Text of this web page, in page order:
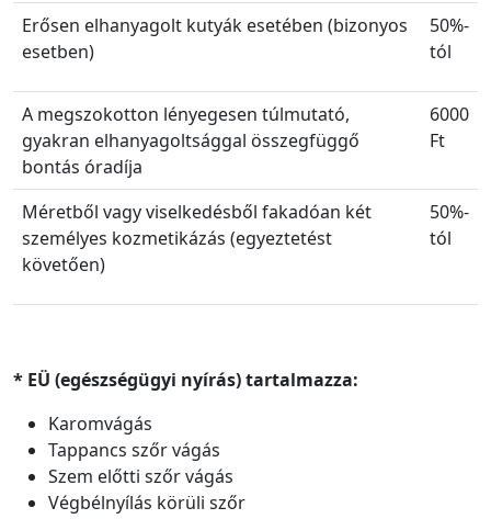
Erősen elhanyagolt kutyák esetében (bizonyos
esetben)
50%-
tól
A megszokotton lényegesen túlmutató,
gyakran elhanyagoltsággal összegfüggő
bontás óradíja
6000
Ft
Méretből vagy viselkedésből fakadóan két
személyes kozmetikázás (egyeztetést
követően)
50%-
tól
* EÜ (egészségügyi nyírás) tartalmazza:
Karomvágás
Tappancs szőr vágás
Szem előtti szőr vágás
Végbélnyílás körüli szőr